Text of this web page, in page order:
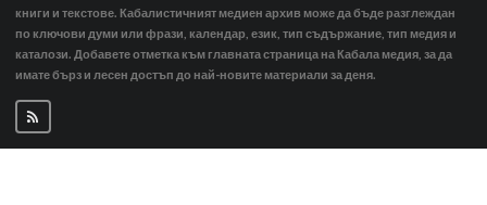
книги и текстове. Кабалистичният медиен архив може да бъде разглеждан
по ключови думи или фрази, календар, език, тип съдържание, тип медия и
каталози. Добавете отметка към главната страница на Кабала медия, за да
имате бърз и лесен достъп до най-новите материали за деня.